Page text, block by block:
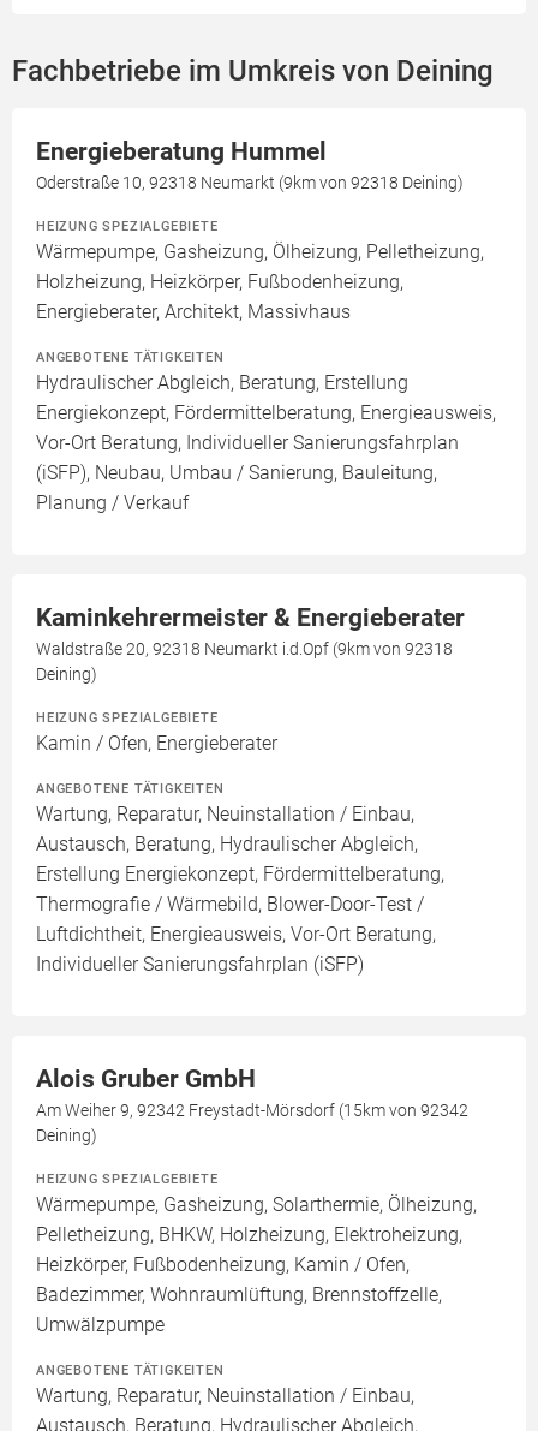
Fachbetriebe im Umkreis von Deining
Energieberatung Hummel
Oderstraße 10, 92318 Neumarkt (9km von 92318 Deining)
HEIZUNG SPEZIALGEBIETE
Wärmepumpe, Gasheizung, Ölheizung, Pelletheizung,
Holzheizung, Heizkörper, Fußbodenheizung,
Energieberater, Architekt, Massivhaus
ANGEBOTENE TÄTIGKEITEN
Hydraulischer Abgleich, Beratung, Erstellung
Energiekonzept, Fördermittelberatung, Energieausweis,
Vor-Ort Beratung, Individueller Sanierungsfahrplan
(iSFP), Neubau, Umbau / Sanierung, Bauleitung,
Planung / Verkauf
Kaminkehrermeister & Energieberater
Waldstraße 20, 92318 Neumarkt i.d.Opf (9km von 92318
Deining)
HEIZUNG SPEZIALGEBIETE
Kamin / Ofen, Energieberater
ANGEBOTENE TÄTIGKEITEN
Wartung, Reparatur, Neuinstallation / Einbau,
Austausch, Beratung, Hydraulischer Abgleich,
Erstellung Energiekonzept, Fördermittelberatung,
Thermografie / Wärmebild, Blower-Door-Test /
Luftdichtheit, Energieausweis, Vor-Ort Beratung,
Individueller Sanierungsfahrplan (iSFP)
Alois Gruber GmbH
Am Weiher 9, 92342 Freystadt-Mörsdorf (15km von 92342
Deining)
HEIZUNG SPEZIALGEBIETE
Wärmepumpe, Gasheizung, Solarthermie, Ölheizung,
Pelletheizung, BHKW, Holzheizung, Elektroheizung,
Heizkörper, Fußbodenheizung, Kamin / Ofen,
Badezimmer, Wohnraumlüftung, Brennstoffzelle,
Umwälzpumpe
ANGEBOTENE TÄTIGKEITEN
Wartung, Reparatur, Neuinstallation / Einbau,
Austausch, Beratung, Hydraulischer Abgleich,